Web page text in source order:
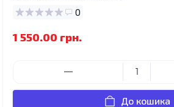
0
1 550.00 грн.
До кошика